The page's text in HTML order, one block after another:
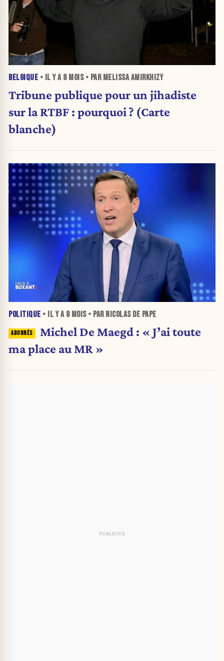
BELGIQUE • IL Y A 8 MOIS• PAR MELISSA AMIRKHIZY
Tribune publique pour un jihadiste
sur la RTBF : pourquoi ? (Carte
blanche)
POLITIQUE • IL Y A 8 MOIS• PAR NICOLAS DE PAPE
Michel De Maegd : « J’ai toute
ma place au MR »